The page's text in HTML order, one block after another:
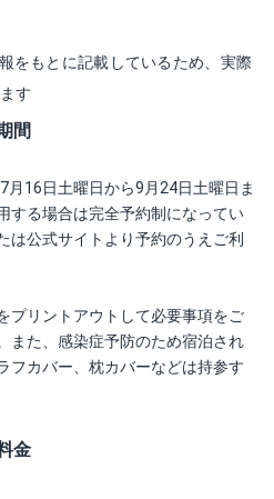
をもとに記載しているため、実際
す
間
16日土曜日から9月24日土曜日ま
する場合は完全予約制になってい
は公式サイトより予約のうえご利
プリントアウトして必要事項をご
また、感染症予防のため宿泊され
フカバー、枕カバーなどは持参す
金